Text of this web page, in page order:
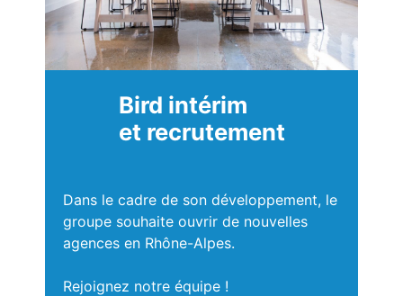
Bird intérim
et recrutement
Dans le cadre de son développement, le
groupe souhaite ouvrir de nouvelles
agences en Rhône-Alpes.
Rejoignez notre équipe !